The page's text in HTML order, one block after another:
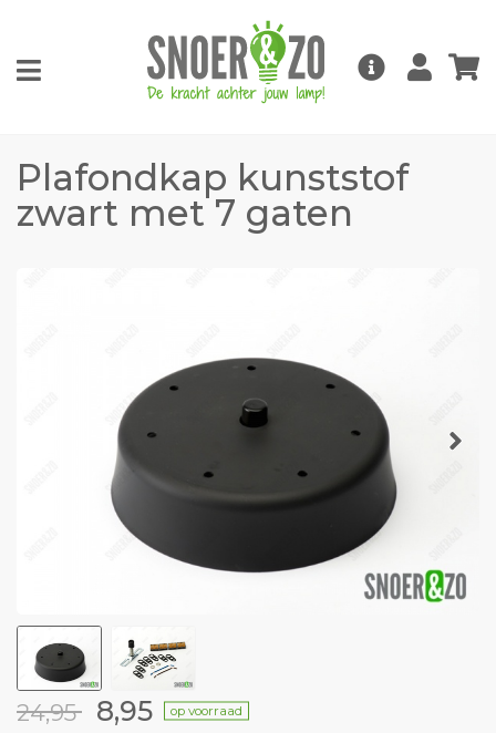
Plafondkap kunststof
zwart met 7 gaten
24,95 8,95 op voorraad